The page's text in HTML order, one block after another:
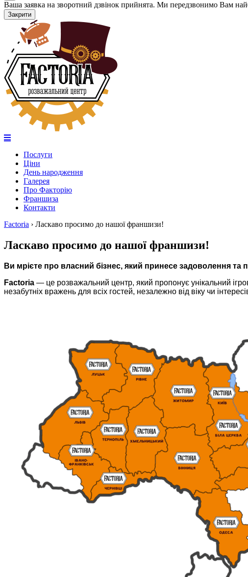
Ваша заявка на зворотний дзвінок прийнята. Ми передзвонимо Вам
Закрити
Послуги
Ціни
День народження
Галерея
Про Факторію
Франшиза
Контакти
Factoria › Ласкаво просимо до нашої франшизи!
Ласкаво просимо до нашої франшизи!
Ви мрієте про власний бізнес, який принесе задоволення та
Factoria — це розважальний центр, який пропонує унікальний
незабутніх вражень для всіх гостей, незалежно від віку чи